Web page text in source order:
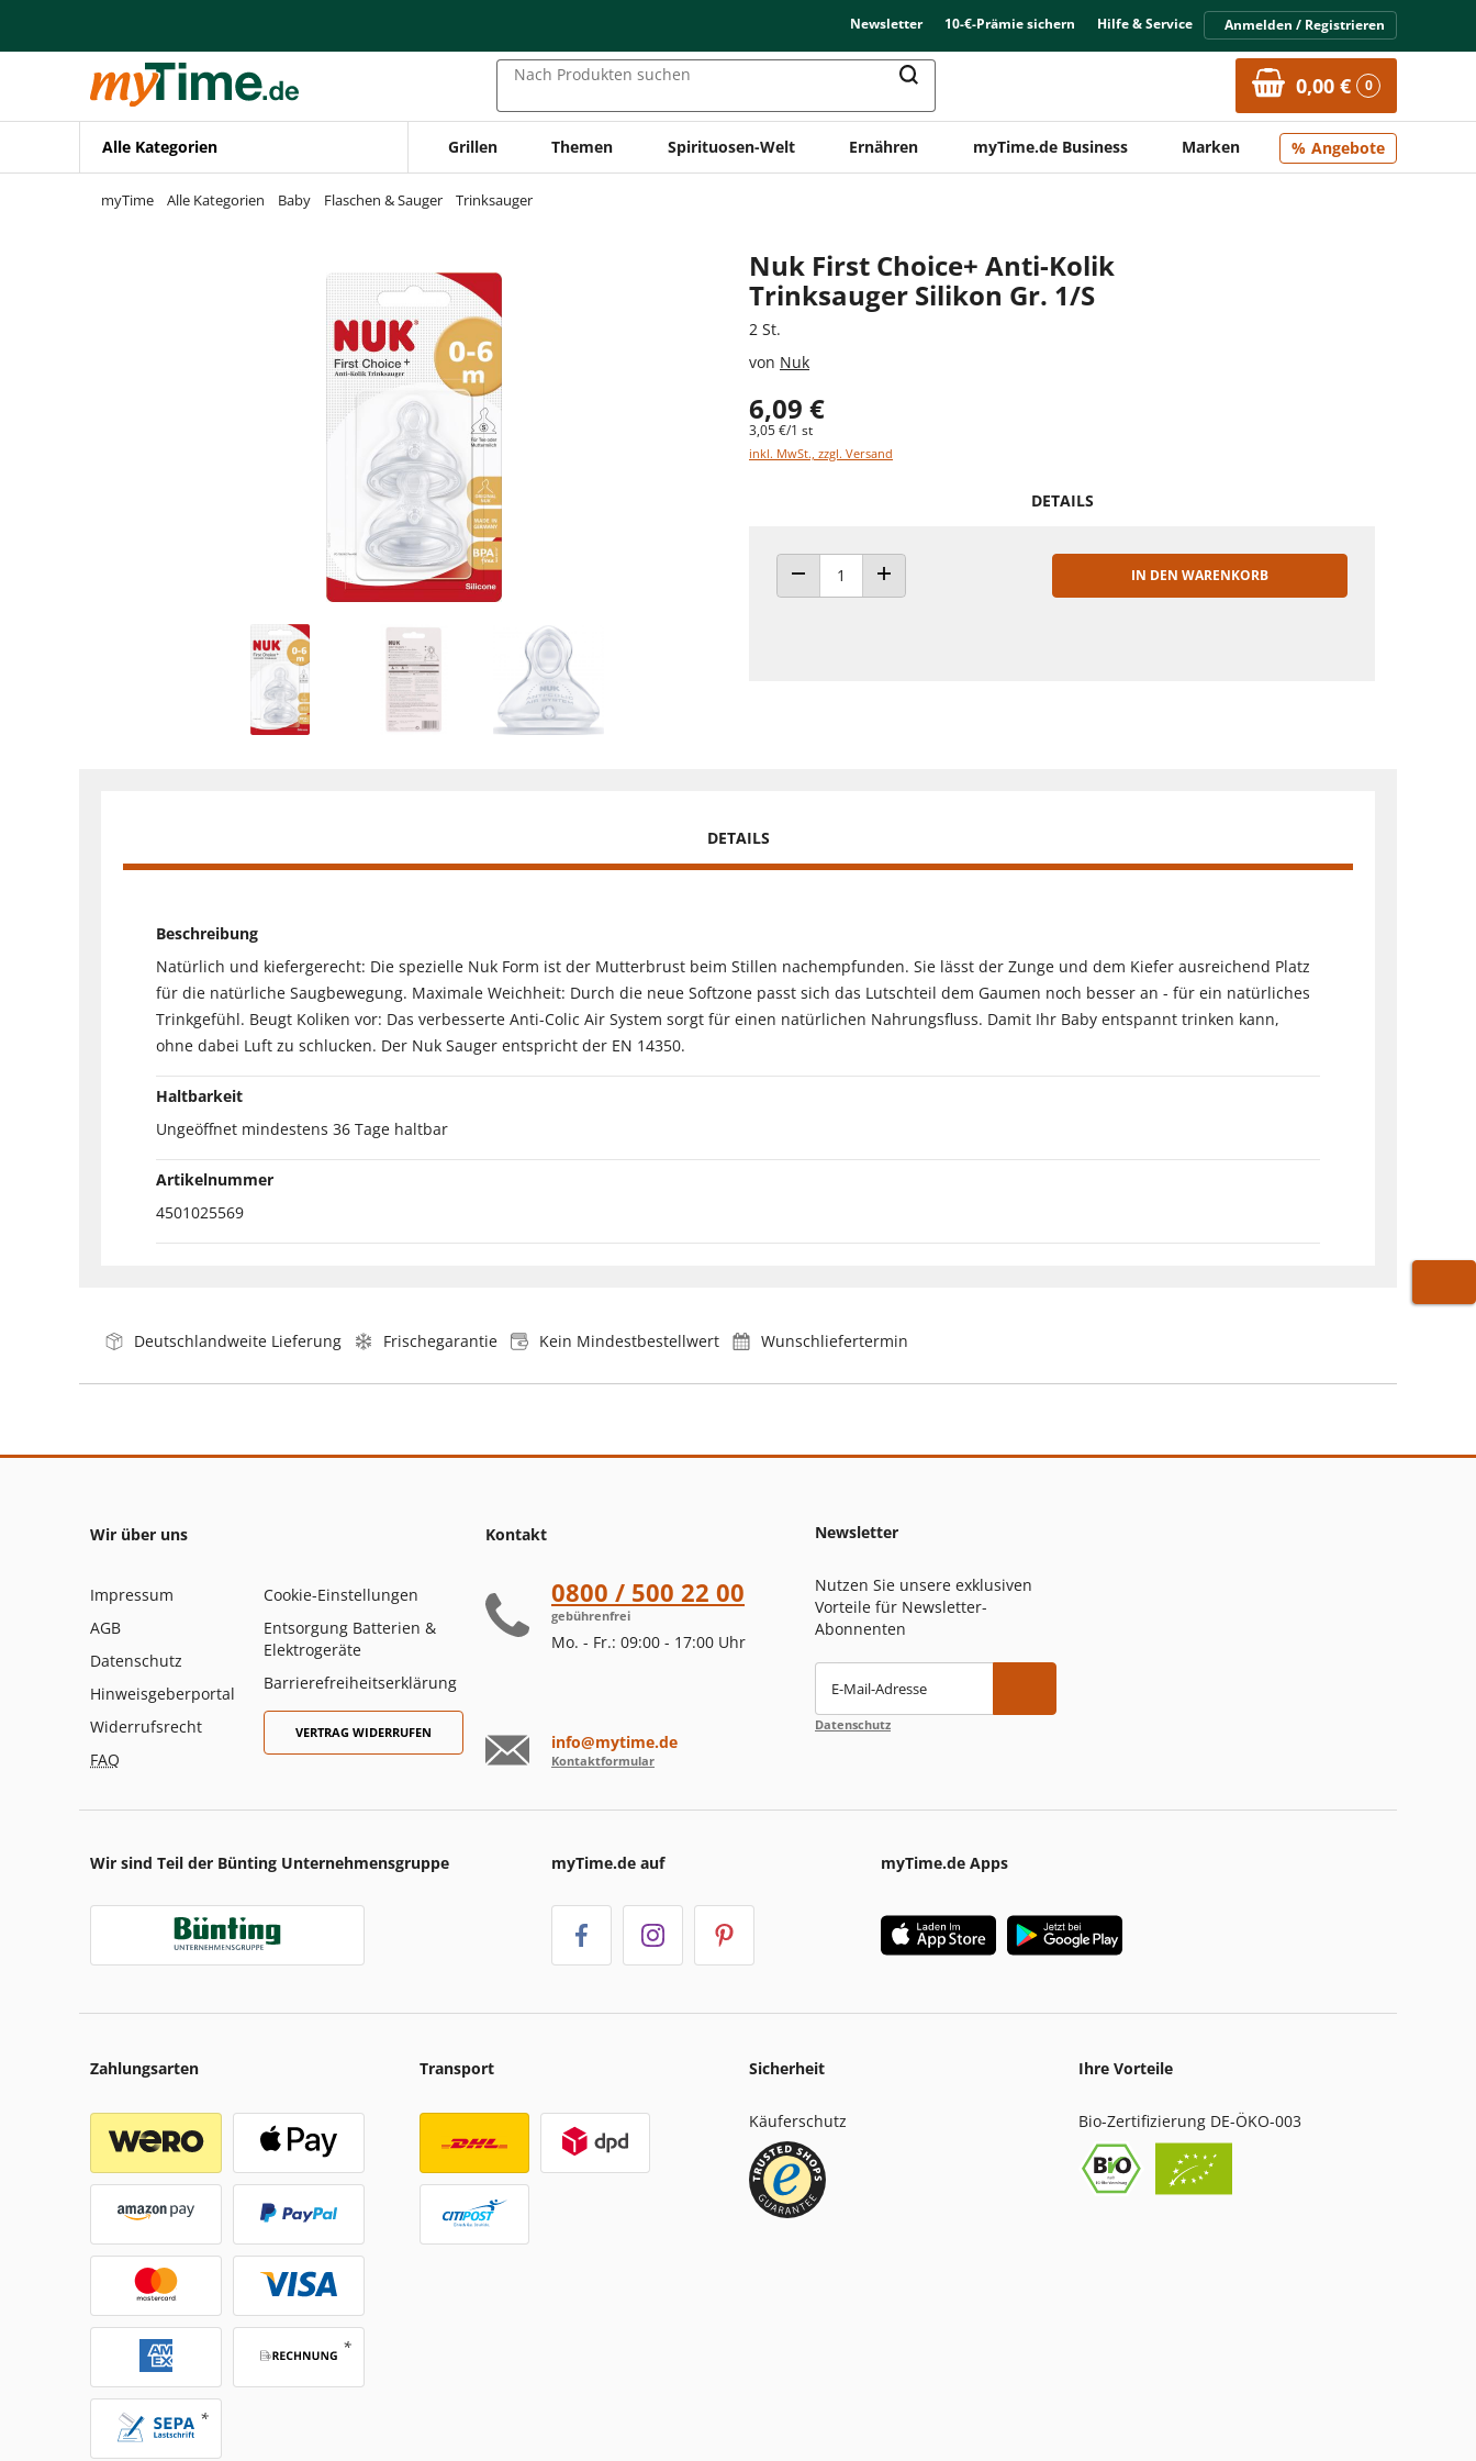
Zur Navigation springen
Zur Suche springen
Newsletter 10-€-Prämie sichern Hilfe & Service Anmelden / Registrieren
Nach Produkten suchen 0,00 € 0
Alle Kategorien Grillen Themen Spirituosen-Welt Ernähren myTime.de Business Marken Angebote
myTime Alle Kategorien Baby Flaschen & Sauger Trinksauger
Nuk First Choice+ Anti-Kolik
Trinksauger Silikon Gr. 1/S
2 St.
von Nuk
6,09 €
3,05 €/1 st
inkl. MwSt., zzgl. Versand
DETAILS
ANZAHL VERRINGERNANZAHL ERHÖHEN
IN DEN WARENKORB
DETAILS
Beschreibung
Natürlich und kiefergerecht: Die spezielle Nuk Form ist der Mutterbrust beim Stillen nachempfunden. Sie lässt der Zunge und dem Kiefer ausreichend Platz
für die natürliche Saugbewegung. Maximale Weichheit: Durch die neue Softzone passt sich das Lutschteil dem Gaumen noch besser an - für ein natürliches
Trinkgefühl. Beugt Koliken vor: Das verbesserte Anti-Colic Air System sorgt für einen natürlichen Nahrungsfluss. Damit Ihr Baby entspannt trinken kann,
ohne dabei Luft zu schlucken. Der Nuk Sauger entspricht der EN 14350.
Haltbarkeit
Ungeöffnet mindestens 36 Tage haltbar
Artikelnummer
4501025569
Deutschlandweite Lieferung Frischegarantie Kein Mindestbestellwert Wunschliefertermin
Wir über uns
Impressum
AGB
Datenschutz
Hinweisgeberportal
Widerrufsrecht
FAQ
Cookie-Einstellungen
Entsorgung Batterien &
Elektrogeräte
Barrierefreiheitserklärung
VERTRAG WIDERRUFEN
Kontakt
0800 / 500 22 00
gebührenfrei
Mo. - Fr.: 09:00 - 17:00 Uhr
info@mytime.de
Kontaktformular
Newsletter
Nutzen Sie unsere exklusiven
Vorteile für Newsletter-
Abonnenten
E-Mail-Adresse
Datenschutz
Wir sind Teil der Bünting Unternehmensgruppe myTime.de auf myTime.de Apps
Zahlungsarten Transport Sicherheit
Käuferschutz
Ihre Vorteile
Bio-Zertifizierung DE-ÖKO-003